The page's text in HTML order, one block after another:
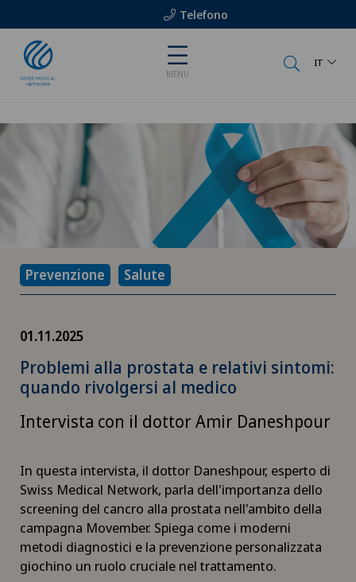
Telefono
MENU
IT
Prevenzione Salute
01.11.2025
Problemi alla prostata e relativi sintomi:
quando rivolgersi al medico
Intervista con il dottor Amir Daneshpour
In questa intervista, il dottor Daneshpour, esperto di
Swiss Medical Network, parla dell'importanza dello
screening del cancro alla prostata nell'ambito della
campagna Movember. Spiega come i moderni
metodi diagnostici e la prevenzione personalizzata
giochino un ruolo cruciale nel trattamento.